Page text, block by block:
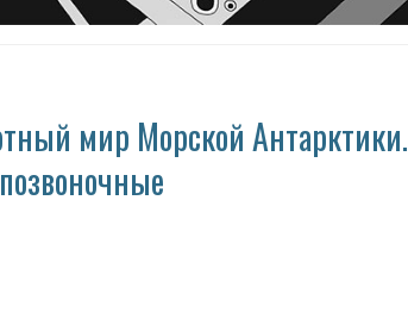
мир Морской Антарктики.